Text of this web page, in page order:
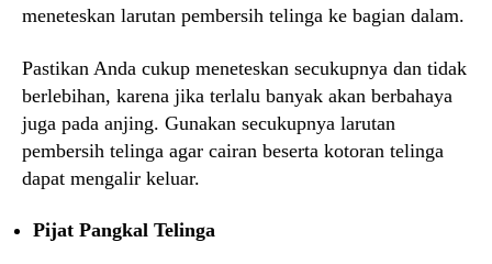
meneteskan larutan pembersih telinga ke bagian dalam.
Pastikan Anda cukup meneteskan secukupnya dan tidak
berlebihan, karena jika terlalu banyak akan berbahaya
juga pada anjing. Gunakan secukupnya larutan
pembersih telinga agar cairan beserta kotoran telinga
dapat mengalir keluar.
Pijat Pangkal Telinga